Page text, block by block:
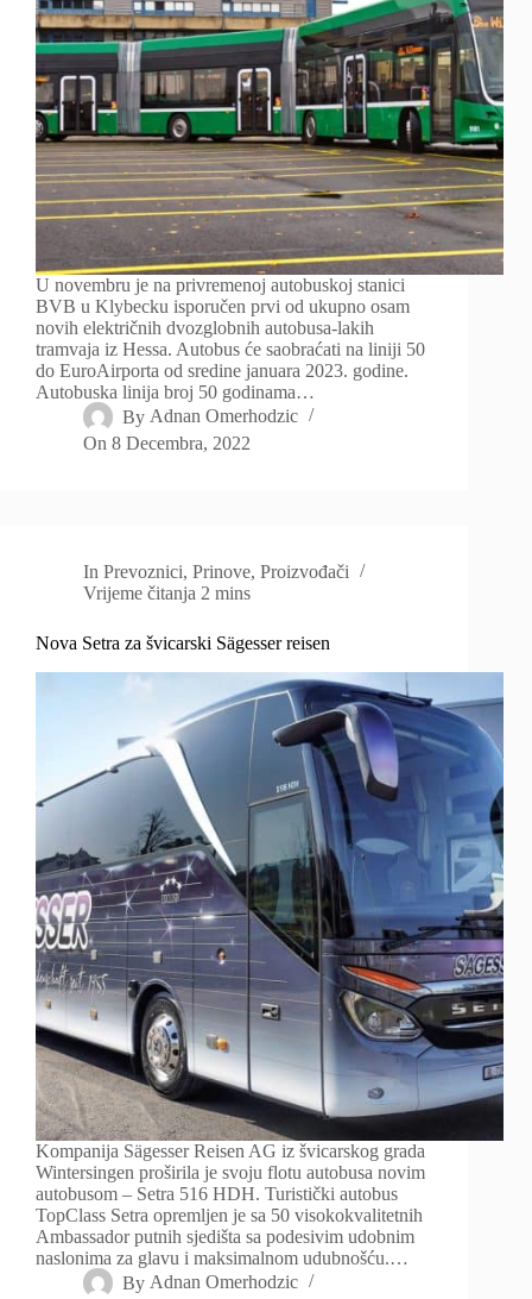
U novembru je na privremenoj autobuskoj stanici
BVB u Klybecku isporučen prvi od ukupno osam
novih električnih dvozglobnih autobusa-lakih
tramvaja iz Hessa. Autobus će saobraćati na liniji 50
do EuroAirporta od sredine januara 2023. godine.
Autobuska linija broj 50 godinama…
By Adnan Omerhodzic
On 8 Decembra, 2022
In Prevoznici,Prinove,Proizvođači
Vrijeme čitanja 2 mins
Nova Setra za švicarski Sägesser reisen
Kompanija Sägesser Reisen AG iz švicarskog grada
Wintersingen proširila je svoju flotu autobusa novim
autobusom – Setra 516 HDH. Turistički autobus
TopClass Setra opremljen je sa 50 visokokvalitetnih
Ambassador putnih sjedišta sa podesivim udobnim
naslonima za glavu i maksimalnom udubnošću.…
By Adnan Omerhodzic